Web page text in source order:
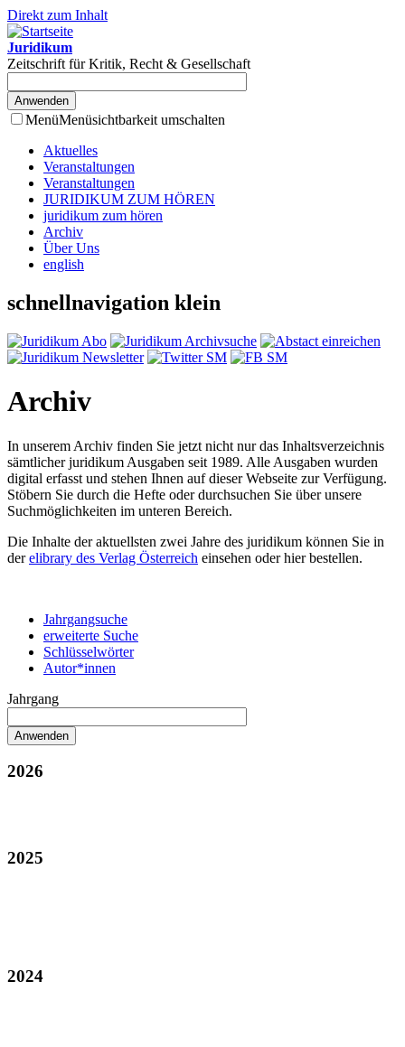
Direkt zum Inhalt
Juridikum
Zeitschrift für Kritik, Recht & Gesellschaft
MenüMenüsichtbarkeit umschalten
Aktuelles
Veranstaltungen
Veranstaltungen
JURIDIKUM ZUM HÖREN
juridikum zum hören
Archiv
Über Uns
english
schnellnavigation klein
Archiv
In unserem Archiv finden Sie jetzt nicht nur das Inhaltsverzeichnis
sämtlicher juridikum Ausgaben seit 1989. Alle Ausgaben wurden
digital erfasst und stehen Ihnen auf dieser Webseite zur Verfügung.
Stöbern Sie durch die Hefte oder durchsuchen Sie über unsere
Suchmöglichkeiten im unteren Bereich.
Die Inhalte der aktuellsten zwei Jahre des juridikum können Sie in
derelibrary des Verlag Österreich einsehen oder hier bestellen.
Jahrgangsuche
erweiterte Suche
Schlüsselwörter
Autor*innen
Jahrgang
2026
2025
2024